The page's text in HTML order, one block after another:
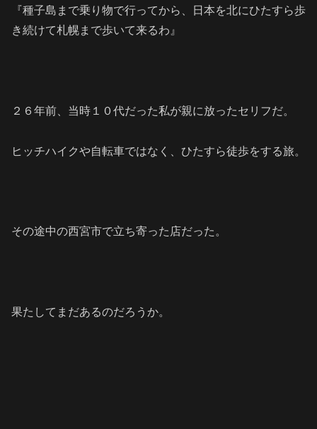
『種子島まで乗り物で行ってから、日本を北にひたすら歩
き続けて札幌まで歩いて来るわ』
２６年前、当時１０代だった私が親に放ったセリフだ。
ヒッチハイクや自転車ではなく、ひたすら徒歩をする旅。
その途中の西宮市で立ち寄った店だった。
果たしてまだあるのだろうか。